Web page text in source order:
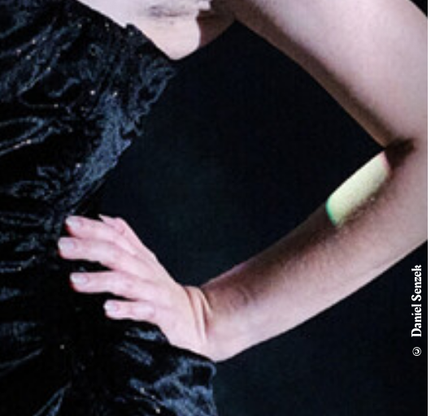
© Daniel Senzek